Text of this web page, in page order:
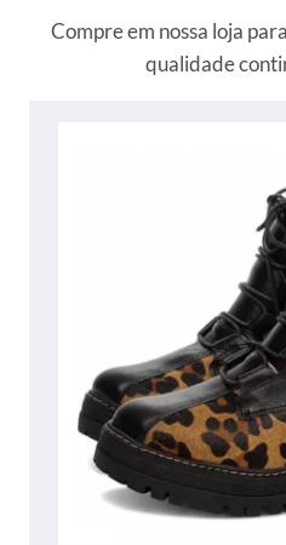
Compre em nossa loja
qualidade